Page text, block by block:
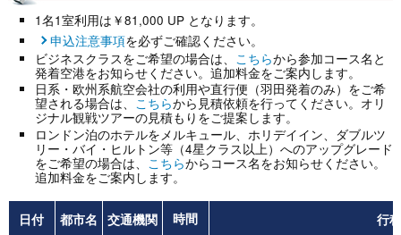
1名1室利用は￥81,000 UP となります。
申込注意事項を必ずご確認ください。
ビジネスクラスをご希望の場合は、
こちらから参加コース名と
発着空港をお知らせください。追加料金をご案内します。
日系・欧州系航空会社の利用や直行便（羽田発着のみ）をご希
望される場合は、 こちらから見積依頼を行ってください。オリ
ジナル観戦ツアーの見積もりをご提案します。
ロンドン泊のホテルをメルキュール、ホリデイイン、ダブルツ
リー・バイ・ヒルトン等（4星クラス以上）へのアップグレード
をご希望の場合は、 こちらからコース名をお知らせください。
追加料金をご案内します。
日付 都市名 交通機関 時間 行程